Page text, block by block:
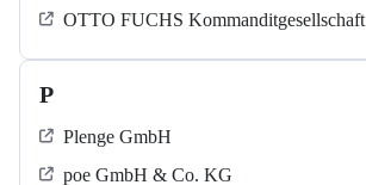
OTTO FUCHS Kommanditgesellschaft
P
Plenge GmbH
poe GmbH & Co. KG